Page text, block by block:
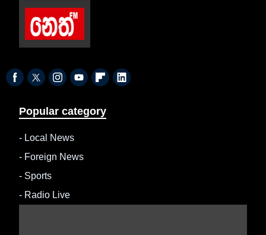
Popular category
- Local News
- Foreign News
- Sports
- Radio Live